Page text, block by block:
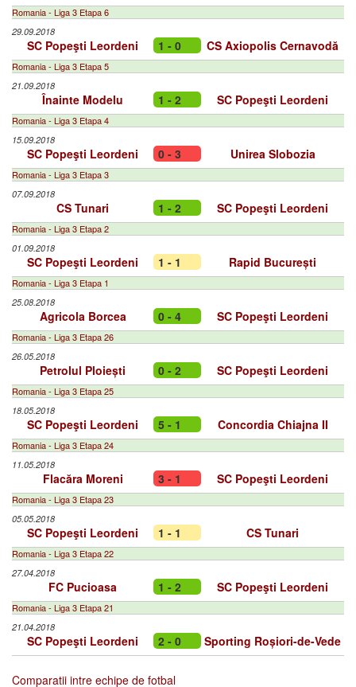
Romania - Liga 3 Etapa 6
29.09.2018
SC Popeşti Leordeni 1 - 0 CS Axiopolis Cernavodă
Romania - Liga 3 Etapa 5
21.09.2018
Înainte Modelu 1 - 2 SC Popeşti Leordeni
Romania - Liga 3 Etapa 4
15.09.2018
SC Popeşti Leordeni 0 - 3 Unirea Slobozia
Romania - Liga 3 Etapa 3
07.09.2018
CS Tunari 1 - 2 SC Popeşti Leordeni
Romania - Liga 3 Etapa 2
01.09.2018
SC Popeşti Leordeni 1 - 1 Rapid București
Romania - Liga 3 Etapa 1
25.08.2018
Agricola Borcea 0 - 4 SC Popeşti Leordeni
Romania - Liga 3 Etapa 26
26.05.2018
Petrolul Ploiești 0 - 2 SC Popeşti Leordeni
Romania - Liga 3 Etapa 25
18.05.2018
SC Popeşti Leordeni 5 - 1 Concordia Chiajna II
Romania - Liga 3 Etapa 24
11.05.2018
Flacăra Moreni 3 - 1 SC Popeşti Leordeni
Romania - Liga 3 Etapa 23
05.05.2018
SC Popeşti Leordeni 1 - 1 CS Tunari
Romania - Liga 3 Etapa 22
27.04.2018
FC Pucioasa 1 - 2 SC Popeşti Leordeni
Romania - Liga 3 Etapa 21
21.04.2018
SC Popeşti Leordeni 2 - 0 Sporting Roșiori-de-Vede
Comparatii intre echipe de fotbal